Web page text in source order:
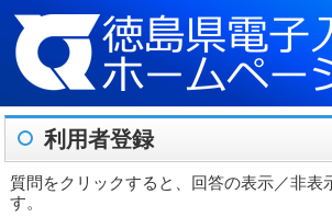
利用者登録
質問をクリックすると、回答の表示／非表
す。